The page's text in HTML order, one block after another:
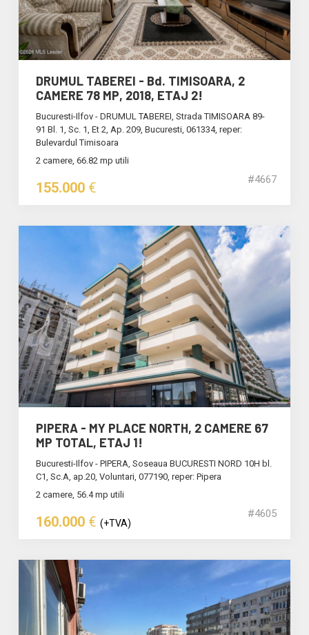
DRUMUL TABEREI - Bd. TIMISOARA, 2
CAMERE 78 MP, 2018, ETAJ 2!
Bucuresti-Ilfov - DRUMUL TABEREI, Strada TIMISOARA 89-
91 Bl. 1, Sc. 1, Et 2, Ap. 209, Bucuresti, 061334, reper:
Bulevardul Timisoara
2 camere, 66.82 mp utili
155.000 € #4667
PIPERA - MY PLACE NORTH, 2 CAMERE 67
MP TOTAL, ETAJ 1!
Bucuresti-Ilfov - PIPERA, Soseaua BUCURESTI NORD 10H bl.
C1, Sc.A, ap.20, Voluntari, 077190, reper: Pipera
2 camere, 56.4 mp utili
160.000 € (+TVA)
#4605